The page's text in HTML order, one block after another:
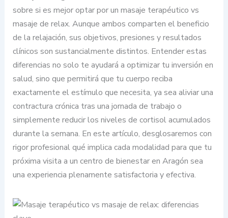
sobre si es mejor optar por un masaje terapéutico vs
masaje de relax. Aunque ambos comparten el beneficio
de la relajación, sus objetivos, presiones y resultados
clínicos son sustancialmente distintos. Entender estas
diferencias no solo te ayudará a optimizar tu inversión en
salud, sino que permitirá que tu cuerpo reciba
exactamente el estímulo que necesita, ya sea aliviar una
contractura crónica tras una jornada de trabajo o
simplemente reducir los niveles de cortisol acumulados
durante la semana. En este artículo, desglosaremos con
rigor profesional qué implica cada modalidad para que tu
próxima visita a un centro de bienestar en Aragón sea
una experiencia plenamente satisfactoria y efectiva.